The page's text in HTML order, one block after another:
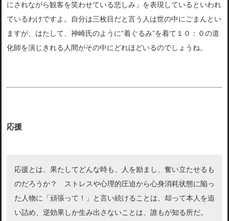
にされながら観客を笑わせている悲しみ」を表現しているといわれ
ているわけですよ。自分は三枚目だと言う人は世の中にごまんとい
ますが、はたして、神崎氏のように“着ぐるみ”を着て１０：０の道
化師を演じきれる人間がその中にどれほどいるのでしょうね。
応援
応援とは、果たしてどんな時も、人を励まし、奮い立たせるも
のだろうか？ ストレスや心理的圧迫から心身消耗状態に陥っ
た人物に「頑張って！」と言い続けることは、却って本人を追
い詰め、逆効果しか生み出さないことは、誰もが知る所だ。